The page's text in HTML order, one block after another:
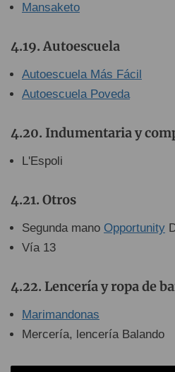
Mansaketo
Autoescuela
Autoescuela Más Fácil
Autoescuela Poveda
Indumentaria y
L'Espoli
Otros
Segunda mano Opportunity
Vía 13
Lencería y ropa de
Marimandonas
Mercería, lencería Balando